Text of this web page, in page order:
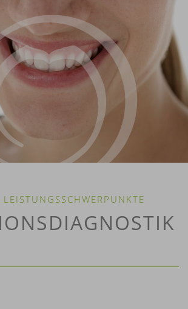
LEISTUNGSSCHWERPUNKTE